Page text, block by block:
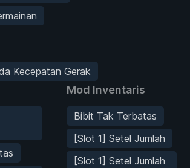
Kecepatan Gerak
Mod Inventaris
Bibit Tak Terbatas
[Slot 1] Setel Jumlah
[Slot 1] Setel Jumlah